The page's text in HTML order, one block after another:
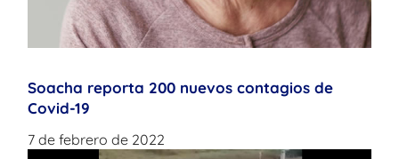
Soacha reporta 200 nuevos contagios de
Covid-19
7 de febrero de 2022